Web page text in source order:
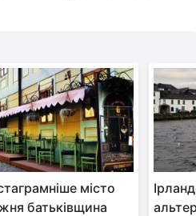
місто
батьківщина